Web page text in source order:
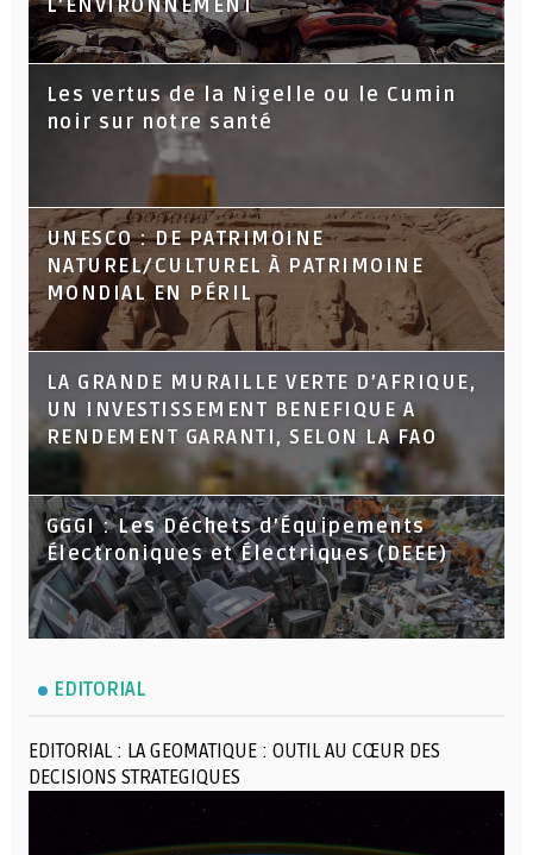
L’ENVIRONNEMENT
Les vertus de la Nigelle ou le Cumin
noir sur notre santé
UNESCO : DE PATRIMOINE
NATUREL/CULTUREL À PATRIMOINE
MONDIAL EN PÉRIL
LA GRANDE MURAILLE VERTE D’AFRIQUE,
UN INVESTISSEMENT BENEFIQUE A
RENDEMENT GARANTI, SELON LA FAO
GGGI : Les Déchets d’Équipements
Électroniques et Électriques (DEEE)
EDITORIAL
EDITORIAL : LA GEOMATIQUE : OUTIL AU CŒUR DES
DECISIONS STRATEGIQUES